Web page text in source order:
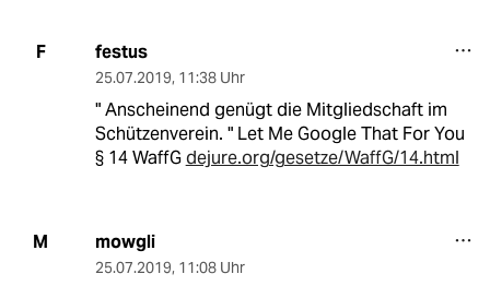
F festus
25.07.2019, 11:38 Uhr
" Anscheinend genügt die Mitgliedschaft im
Schützenverein. " Let Me Google That For You
§ 14 WaffGdejure.org/gesetze/WaffG/14.html
M mowgli
25.07.2019, 11:08 Uhr